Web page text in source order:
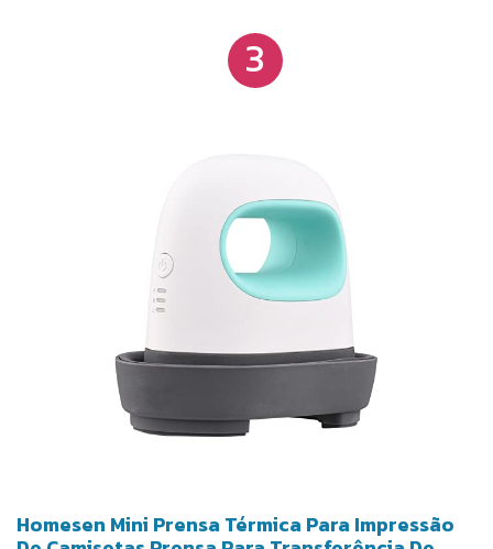
3
Homesen Mini Prensa Térmica Para Impressão